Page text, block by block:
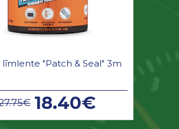
līmlente "Patch & Seal" 3m
18.40€